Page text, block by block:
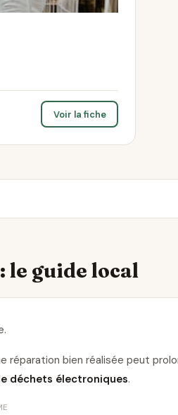
Voir la fiche
le guide local
.
réparation bien réalisée peut
déchets électroniques.